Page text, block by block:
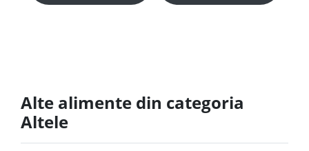
Alte alimente din categoria
Altele